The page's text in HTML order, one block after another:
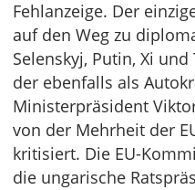
Fehlanzeige. Der
auf den Weg zu
Selenskyj, Putin, Xi
der ebenfalls als
Ministerpräsident
von der Mehrheit der
kritisiert. Die EU-
die ungarische